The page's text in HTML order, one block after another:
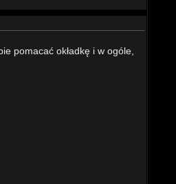
pomacać okładkę i w ogóle,